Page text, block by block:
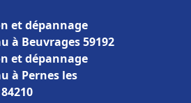
et dépannage
à Beuvrages 59192
et dépannage
à Pernes les